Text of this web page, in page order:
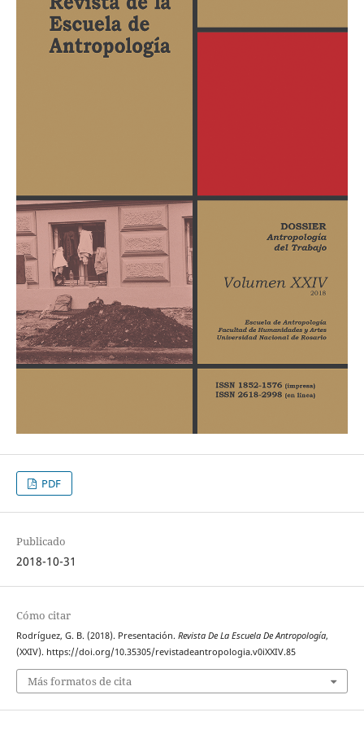
PDF
Publicado
2018-10-31
Cómo citar
Rodríguez, G. B. (2018). Presentación. Revista De La Escuela De Antropología,
(XXIV). https://doi.org/10.35305/revistadeantropologia.v0iXXIV.85
Más formatos de cita